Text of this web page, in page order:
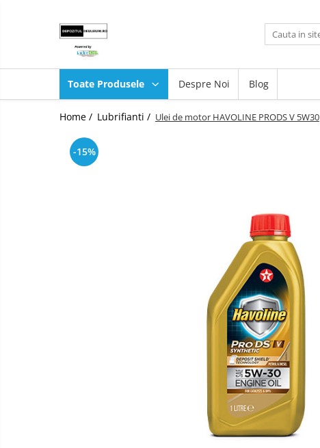
Toate Produsele
Ulei industrial
Unsoare
Toate Produsele Despre Noi Blog
Home / Lubrifianti / Ulei de motor HAVOLINE PRODS V 5W30
-15%